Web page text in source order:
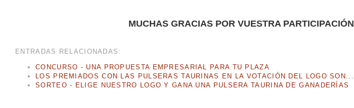
MUCHAS GRACIAS POR VUESTRA PARTICIPACIÓN
ENTRADAS RELACIONADAS:
CONCURSO - UNA PROPUESTA EMPRESARIAL PARA TU PLAZA
LOS PREMIADOS CON LAS PULSERAS TAURINAS EN LA VOTACIÓN DEL LOGO SON...
SORTEO - ELIGE NUESTRO LOGO Y GANA UNA PULSERA TAURINA DE GANADERÍAS